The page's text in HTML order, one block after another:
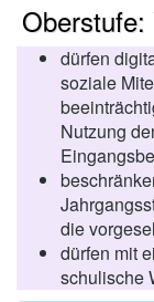
Oberstufe:
dürfen
soziale
Nutzung
die
dürfen mit
schulische